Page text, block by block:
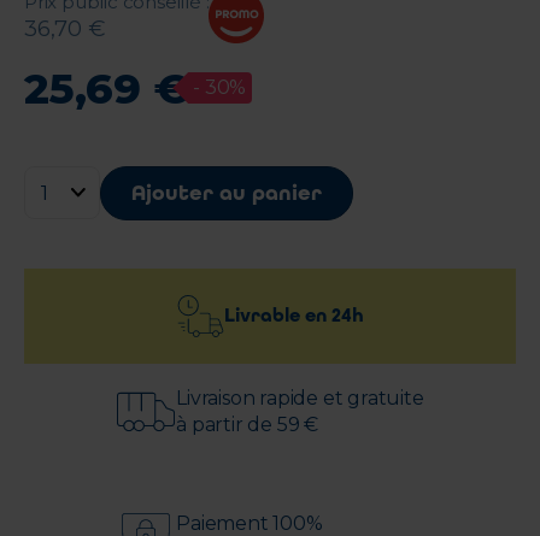
36,70 €
25,69 € - 30%
Ajouter au panier
Livrable en 24h
Livraison rapide et gratuite
à partir de 59 €
Paiement 100%